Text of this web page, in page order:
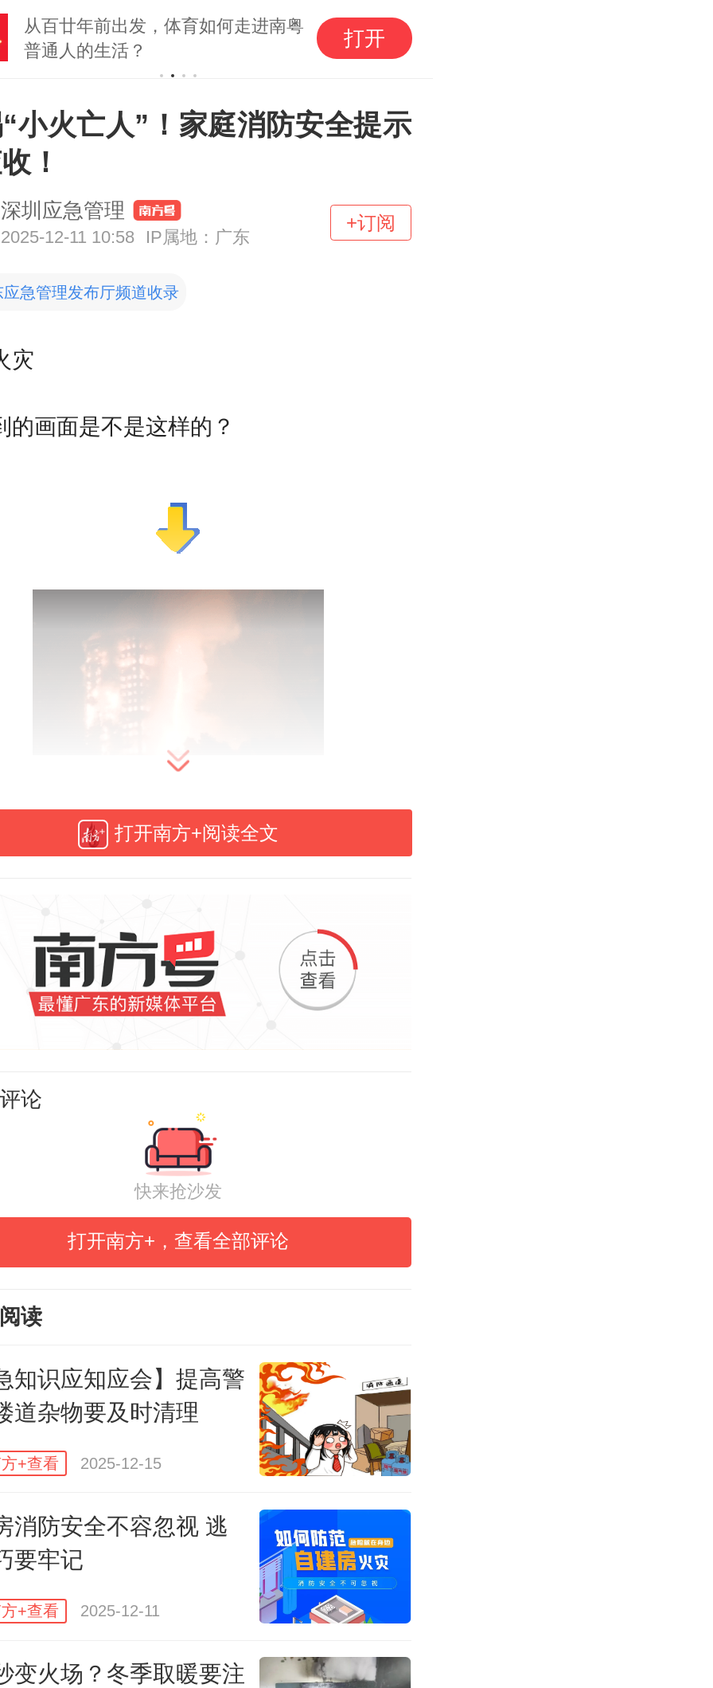
从百廿年前出发，体育如何走进南粤
普通人的生活？
打开
小火亡人”！家庭消防安全提示
！
深圳应急管理
2025-12-11 10:58 IP属地：广东
+订阅
应急管理发布厅频道收录
灾
的画面是不是这样的？
很多亡人火灾
人”
生在你我
、最放松警惕的地方
经意的习惯
导致火灾发生
打开南方+阅读全文
论
快来抢沙发
打开南方+，查看全部评论
读
知识应知应会】提高警
道杂物要及时清理
+查看 2025-12-15
消防安全不容忽视 逃
要牢记
+查看 2025-12-11
变火场？冬季取暖要注